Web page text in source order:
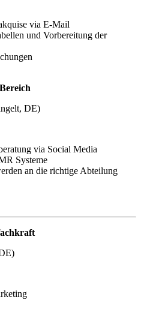
via E-Mail
und Vorbereitung der
DE)
via Social Media
Systeme
an die richtige Abteilung